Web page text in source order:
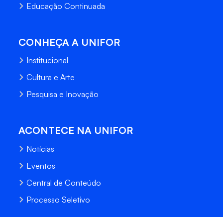
Educação Continuada
CONHEÇA A UNIFOR
Institucional
Cultura e Arte
Pesquisa e Inovação
ACONTECE NA UNIFOR
Notícias
Eventos
Central de Conteúdo
Processo Seletivo